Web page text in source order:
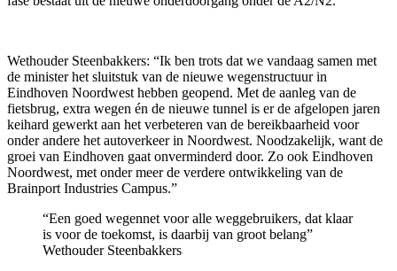
Wethouder Steenbakkers: “Ik ben trots dat we vandaag samen met
de minister het sluitstuk van de nieuwe wegenstructuur in
Eindhoven Noordwest hebben geopend. Met de aanleg van de
fietsbrug, extra wegen én de nieuwe tunnel is er de afgelopen jaren
keihard gewerkt aan het verbeteren van de bereikbaarheid voor
onder andere het autoverkeer in Noordwest. Noodzakelijk, want de
groei van Eindhoven gaat onverminderd door. Zo ook Eindhoven
Noordwest, met onder meer de verdere ontwikkeling van de
Brainport Industries Campus.”
“Een goed wegennet voor alle weggebruikers, dat klaar
is voor de toekomst, is daarbij van groot belang”
Wethouder Steenbakkers